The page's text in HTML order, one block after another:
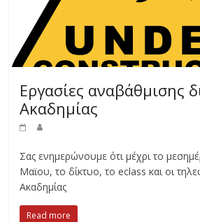
Εργασίες αναβάθμισης
Ακαδημίας
Σας ενημερώνουμε ότι μέχρι το
Μαϊου, το δίκτυο, το eclass και οι
Ακαδημίας
Read more